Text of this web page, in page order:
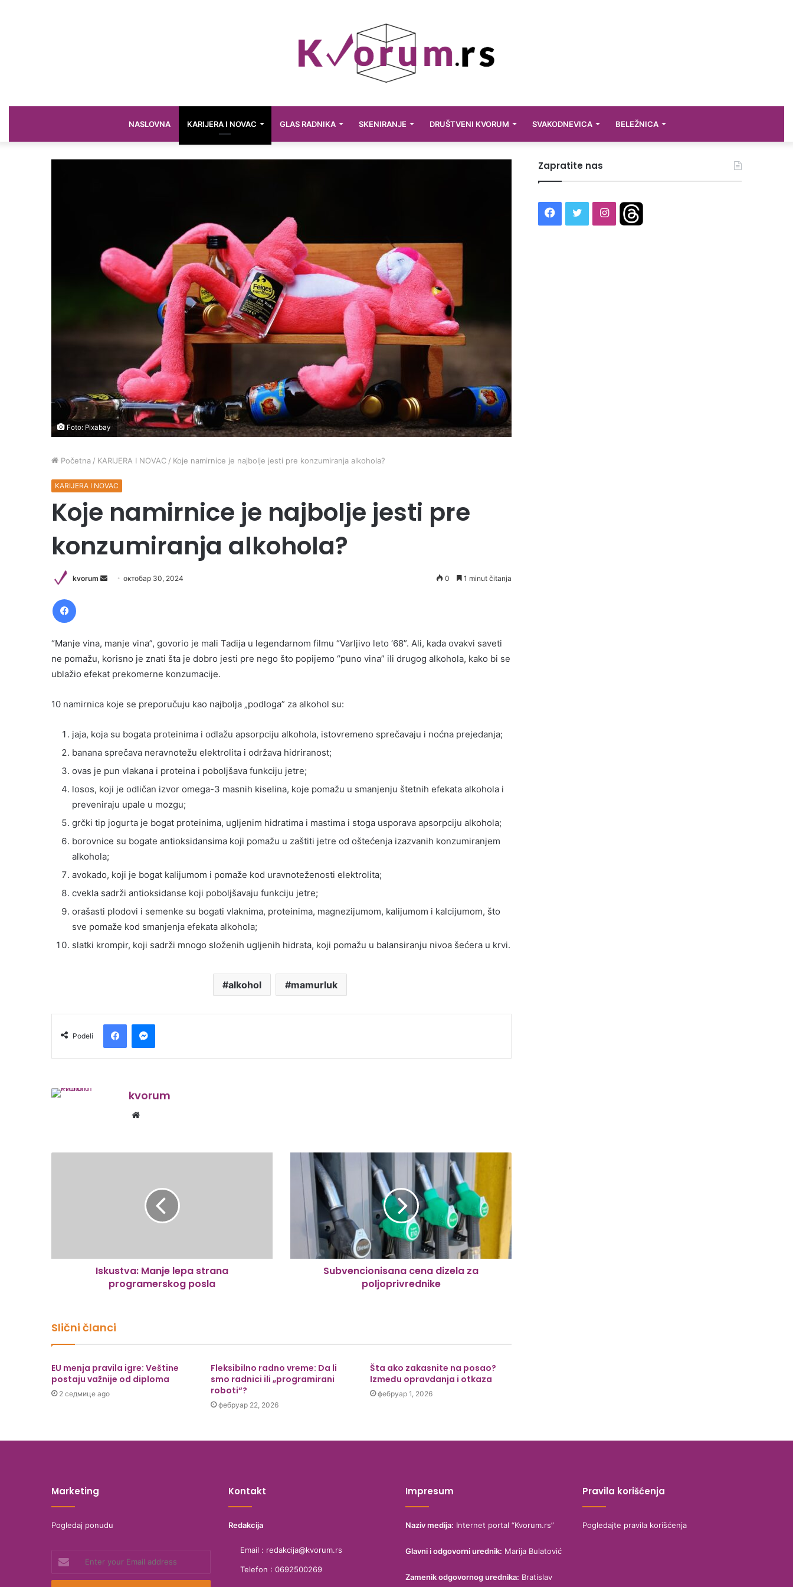
NASLOVNA KARIJERA I NOVAC GLAS RADNIKA SKENIRANJE DRUŠTVENI KVORUM SVAKODNEVICA BELEŽNICA
Foto: Pixabay
Početna / KARIJERA I NOVAC / Koje namirnice je najbolje jesti pre konzumiranja alkohola?
KARIJERA I NOVAC
Koje namirnice je najbolje jesti pre
konzumiranja alkohola?
kvorum
Sendоктобар 30, 2024 0 1 minut čitanja
“Manje vina, manje vina”, govorio je mali Tadija u legendarnom filmu “Varljivo leto ‘68”. Ali, kada ovakvi saveti
ne pomažu, korisno je znati šta je dobro jesti pre nego što popijemo “puno vina” ili drugog alkohola, kako bi se
ublažio efekat prekomerne konzumacije.
10 namirnica koje se preporučuju kao najbolja „podloga” za alkohol su:
jaja, koja su bogata proteinima i odlažu apsorpciju alkohola, istovremeno sprečavaju i noćna prejedanja;
banana sprečava neravnotežu elektrolita i održava hidriranost;
ovas je pun vlakana i proteina i poboljšava funkciju jetre;
losos, koji je odličan izvor omega-3 masnih kiselina, koje pomažu u smanjenju štetnih efekata alkohola i
preveniraju upale u mozgu;
grčki tip jogurta je bogat proteinima, ugljenim hidratima i mastima i stoga usporava apsorpciju alkohola;
borovnice su bogate antioksidansima koji pomažu u zaštiti jetre od oštećenja izazvanih konzumiranjem
alkohola;
avokado, koji je bogat kalijumom i pomaže kod uravnoteženosti elektrolita;
cvekla sadrži antioksidanse koji poboljšavaju funkciju jetre;
orašasti plodovi i semenke su bogati vlaknima, proteinima, magnezijumom, kalijumom i kalcijumom, što
sve pomaže kod smanjenja efekata alkohola;
slatki krompir, koji sadrži mnogo složenih ugljenih hidrata, koji pomažu u balansiranju nivoa šećera u krvi.
alkohol mamurluk
Podeli
FacebookMessenger
kvorum
Website
Iskustva: Manje lepa strana
programerskog posla
Subvencionisana cena dizela za
poljoprivrednike
Slični članci
EU menja pravila igre: Veštine
postaju važnije od diploma
2 седмице ago
Fleksibilno radno vreme: Da li
smo radnici ili „programirani
roboti“?
фебруар 22, 2026
Šta ako zakasnite na posao?
Između opravdanja i otkaza
фебруар 1, 2026
Zapratite nas
Facebook
TwitterInstagram
Marketing
Pogledaj ponudu
your
Email
Kontakt
Redakcija
Email : redakcija@kvorum.rs
Telefon : 0692500269
Impresum
Naziv medija: Internet portal “Kvorum.rs”
Glavni i odgovorni urednik: Marija Bulatović
Zamenik odgovornog urednika: Bratislav
Pravila korišćenja
Pogledajte pravila korišćenja